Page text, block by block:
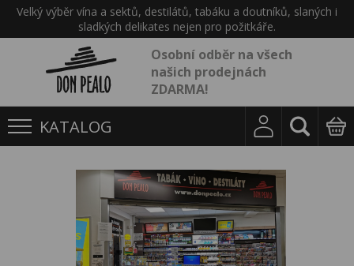
Velký výběr vína a sektů, destilátů, tabáku a doutníků, slaných i
sladkých delikates nejen pro požitkáře.
Osobní odběr na všech
našich prodejnách
ZDARMA!
KATALOG